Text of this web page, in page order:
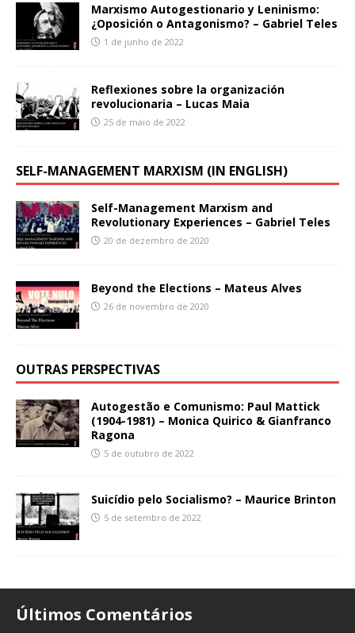
Marxismo Autogestionario y Leninismo:
¿Oposición o Antagonismo? – Gabriel Teles
1 de junho de 2022
Reflexiones sobre la organización
revolucionaria – Lucas Maia
25 de maio de 2022
SELF-MANAGEMENT MARXISM (IN ENGLISH)
Self-Management Marxism and
Revolutionary Experiences – Gabriel Teles
20 de dezembro de 2020
Beyond the Elections – Mateus Alves
26 de novembro de 2020
OUTRAS PERSPECTIVAS
Autogestão e Comunismo: Paul Mattick
(1904-1981) – Monica Quirico & Gianfranco
Ragona
5 de outubro de 2022
Suicídio pelo Socialismo? – Maurice Brinton
5 de setembro de 2022
Últimos Comentários